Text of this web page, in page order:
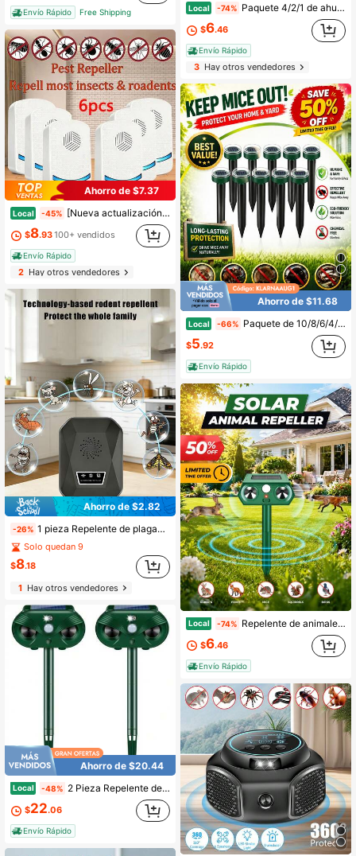
Envío Rápido Free Shipping
Ahorro de $7.37
Local -45% [Nueva actualización 2026] El repelente para roedores de 6/8/12 unidades repele eficazmente pulgas, roedores, cucarachas, ratas, insectos, mosquitos, hormigas y otros insectos dañinos. Proporciona control de plagas para hogares, granjas, cocinas, oficinas, restaurantes y apartamentos.
$8.93100+ vendidos
Envío Rápido
2Hay otros vendedores
Ahorro de $2.82
-26% 1 pieza Repelente de plagas ultrasónico inteligente - Elimina roedores, ardillas, ratones, murciélagos, cucarachas, hormigas, arañas, chinches
Solo quedan 9
$8.18
1Hay otros vendedores
Ahorro de $20.44
Local -48% 2 Pieza Repelente de Animales Ultrasónico con Energía Solar y Detección Automática, Disuasión Precisa de Ciervos y Gatos, Fácil de Usar para Evitar Intrusiones de Animales Durante Fiestas al Aire Libre y Paseos Nocturnos en el Jardín
$22.06
Envío Rápido
Local -74% Paquete 4/2/1 de ahuyentadores de animales, ahuyentador de ciervos con tecnología sónica, ahuyentador de animales con energía solar y detección de movimiento, ahuyentador de zorros, mapaches, ardillas y zorrillos, ahuyentador ultrasónico de animales para jardín, clasificación IP43 para exteriores.
$6.46
Envío Rápido
3Hay otros vendedores
Ahorro de $11.68
Local -66% Paquete de 10/8/6/4/2/1 repelentes solares para ratas, topos e insectos, clasificación de protección IP43, repele eficazmente ciervos, mapaches, zorrillos y roedores, adecuado para patios, jardines, granjas y céspedes.
$5.92
Envío Rápido
Local -74% Repelente de animales solar sónico 4/2/1pc con luz estroboscópica y sensor de movimiento: mantiene a los animales salvajes alejados de patios, jardines y propiedades. Clasificación de impermeabilidad IP43, resistente a la intemperie y fácil de instalar. Tecnología sónica.
$6.46
Envío Rápido